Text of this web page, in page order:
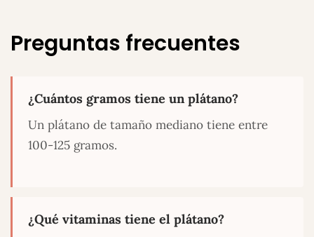
Preguntas frecuentes
¿Cuántos gramos tiene un plátano?
Un plátano de tamaño mediano tiene entre
100-125 gramos.
¿Qué vitaminas tiene el plátano?